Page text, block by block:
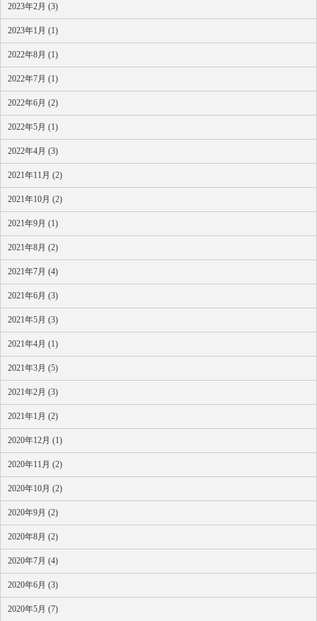
2023年2月 (3)
2023年1月 (1)
2022年8月 (1)
2022年7月 (1)
2022年6月 (2)
2022年5月 (1)
2022年4月 (3)
2021年11月 (2)
2021年10月 (2)
2021年9月 (1)
2021年8月 (2)
2021年7月 (4)
2021年6月 (3)
2021年5月 (3)
2021年4月 (1)
2021年3月 (5)
2021年2月 (3)
2021年1月 (2)
2020年12月 (1)
2020年11月 (2)
2020年10月 (2)
2020年9月 (2)
2020年8月 (2)
2020年7月 (4)
2020年6月 (3)
2020年5月 (7)